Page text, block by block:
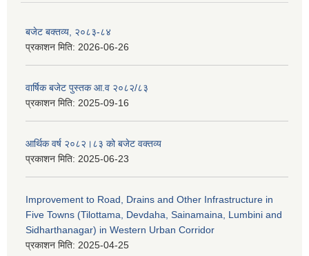
बजेट बक्तव्य, २०८३-८४
प्रकाशन मिति: 2026-06-26
वार्षिक बजेट पुस्तक आ.व २०८२/८३
प्रकाशन मिति: 2025-09-16
आर्थिक वर्ष २०८२।८३ को बजेट वक्तव्य
प्रकाशन मिति: 2025-06-23
Improvement to Road, Drains and Other Infrastructure in
Five Towns (Tilottama, Devdaha, Sainamaina, Lumbini and
Sidharthanagar) in Western Urban Corridor
प्रकाशन मिति: 2025-04-25